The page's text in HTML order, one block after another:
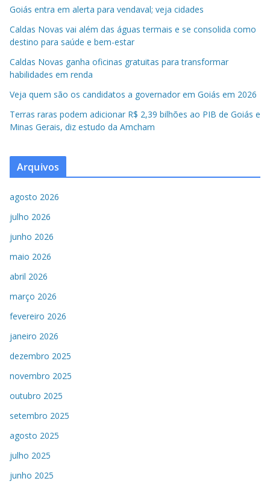
Goiás entra em alerta para vendaval; veja cidades
Caldas Novas vai além das águas termais e se consolida como
destino para saúde e bem-estar
Caldas Novas ganha oficinas gratuitas para transformar
habilidades em renda
Veja quem são os candidatos a governador em Goiás em 2026
Terras raras podem adicionar R$ 2,39 bilhões ao PIB de Goiás e
Minas Gerais, diz estudo da Amcham
Arquivos
agosto 2026
julho 2026
junho 2026
maio 2026
abril 2026
março 2026
fevereiro 2026
janeiro 2026
dezembro 2025
novembro 2025
outubro 2025
setembro 2025
agosto 2025
julho 2025
junho 2025